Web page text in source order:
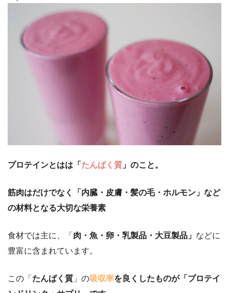
プロテインとはは「 たんぱく質 」のこと。
筋肉はだけでなく「内臓・皮膚・髪の毛・ホルモン」など
の材料となる大切な栄養素
食材では主に、「 肉・魚・卵・乳製品・大豆製品」 などに
豊富に含まれています。
この「 たんぱく質 」の吸収率を良くしたものが「プロテイ